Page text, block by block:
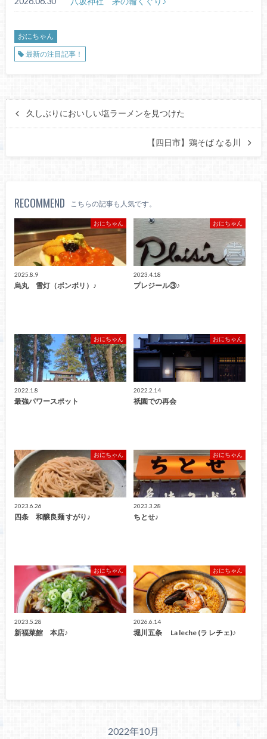
おにちゃん
最新の注目記事！
久しぶりにおいしい塩ラーメンを見つけた
【四日市】鶏そば なる川
RECOMMEND こちらの記事も人気です。
おにちゃん
2025.8.9
烏丸 雪灯（ボンボリ）♪
おにちゃん
2023.4.18
プレジール③♪
おにちゃん
2022.1.8
最強パワースポット
おにちゃん
2022.2.14
祇園での再会
おにちゃん
2023.6.26
四条 和醸良麺 すがり♪
おにちゃん
2023.3.28
ちとせ♪
おにちゃん
2023.5.28
新福菜館 本店♪
おにちゃん
2026.6.14
堀川五条 La leche (ラ レチェ)♪
2022年10月